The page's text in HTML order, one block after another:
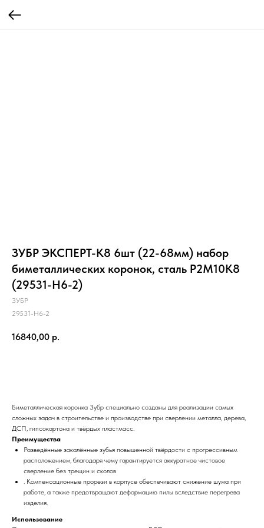
ЗУБР ЭКСПЕРТ-К8 6шт (22-68мм) набор
биметаллических коронок, сталь Р2М10К8
(29531-H6-2)
ЗУБР
29531-H6-2
16840,00 р.
Биметаллическая коронка Зубр специально созданы для реализации самых
сложных задач в строительстве и производстве при сверлении металла, дерева,
ДСП, гипсокартона и твёрдых пластмасс.
Преимущества
Разведённые закалённые зубья повышенной твёрдости с прогрессивным
расположением, благодаря чему гарантируется аккуратное чистовое
сверление без трещин и сколов
. Компенсационные прорези в корпусе обеспечивают снижение шума при
работе, а также предотвращают деформацию пилы вследствие перегрева
изделия.
Использование